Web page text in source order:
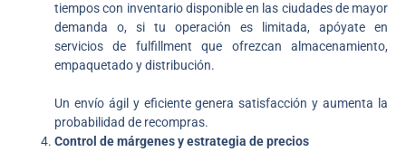
tiempos con inventario disponible en las ciudades de mayor
demanda o, si tu operación es limitada, apóyate en
servicios de fulfillment que ofrezcan almacenamiento,
empaquetado y distribución.
Un envío ágil y eficiente genera satisfacción y aumenta la
probabilidad de recompras.
Control de márgenes y estrategia de precios